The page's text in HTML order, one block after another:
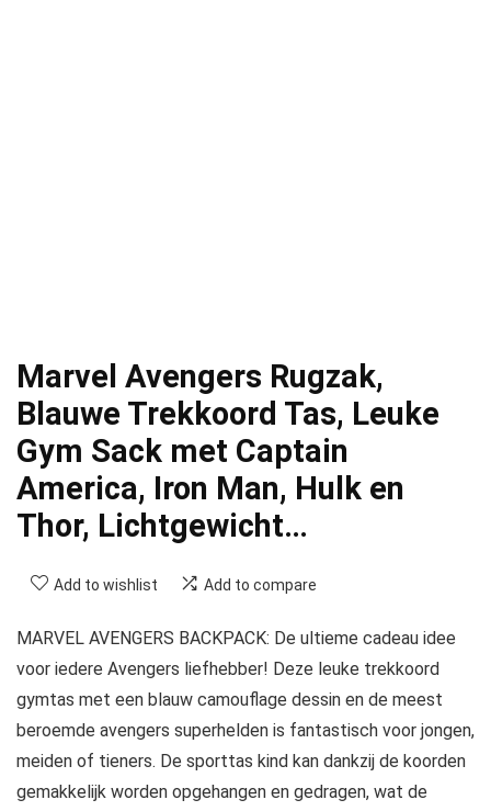
Marvel Avengers Rugzak,
Blauwe Trekkoord Tas, Leuke
Gym Sack met Captain
America, Iron Man, Hulk en
Thor, Lichtgewicht…
Add to wishlist Add to compare
MARVEL AVENGERS BACKPACK: De ultieme cadeau idee
voor iedere Avengers liefhebber! Deze leuke trekkoord
gymtas met een blauw camouflage dessin en de meest
beroemde avengers superhelden is fantastisch voor jongen,
meiden of tieners. De sporttas kind kan dankzij de koorden
gemakkelijk worden opgehangen en gedragen, wat de